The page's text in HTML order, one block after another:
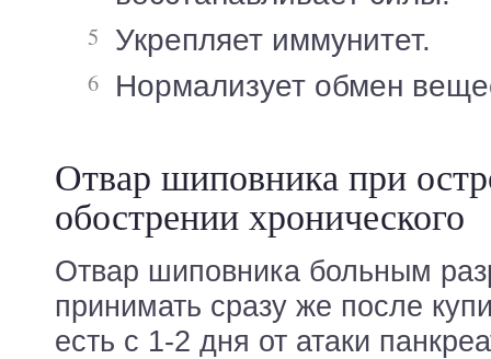
Укрепляет иммунитет.
Нормализует обмен
Отвар шиповника при
обострении хронического
Отвар шиповника больным
принимать сразу же после
есть с 1-2 дня от атаки